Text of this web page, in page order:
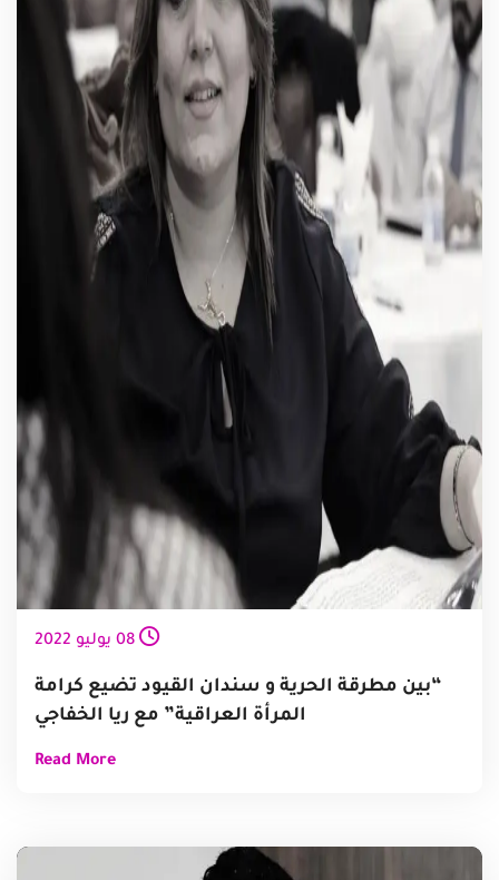
08 يوليو 2022
“بين مطرقة الحرية و سندان القيود تضيع كرامة
المرأة العراقية” مع ريا الخفاجي
Read More